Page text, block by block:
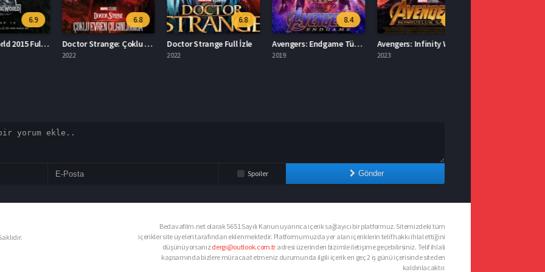
6.9
Jurassic World 2015 Full İzle
6.8
Doctor Strange: Çoklu Evren Çılgınlığında İzle
6.8
Doctor Strange Full İzle
8.4
Avengers: Endgame Türkçe Dublaj İzle
8.4
Avengers: Infinity War İzle Türkçe
Spoiler Gönder
Bedavafilm.net olarak 5651 Sayılı Kanun uyarınca içerik sağlayıcı bir platformuz. Sitemizdeki tüm
içerikler site üyeleri tarafından eklenmektedir. Platformumuzda yer alan içeriklerin telif hakkı ihlal ettiğini
düşünüyorsanızdergi@outlook.com.tr adresi üzerinden bizimle iletişime geçebilirsiniz. Telif ihlali
kapsamında bizlere müracaat etmeniz durumunda ilgili içerik en geç 2 iş günü içerisinde siteden
kaldırılacaktır.